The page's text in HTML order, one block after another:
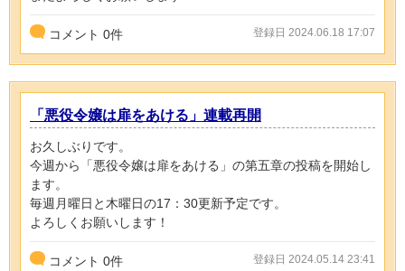
コメント 0件 登録日 2024.06.18 17:07
「悪役令嬢は扉をあける」連載再開
お久しぶりです。
今週から「悪役令嬢は扉をあける」の第五章の投稿を開始し
ます。
毎週月曜日と木曜日の17：30更新予定です。
よろしくお願いします！
コメント 0件 登録日 2024.05.14 23:41